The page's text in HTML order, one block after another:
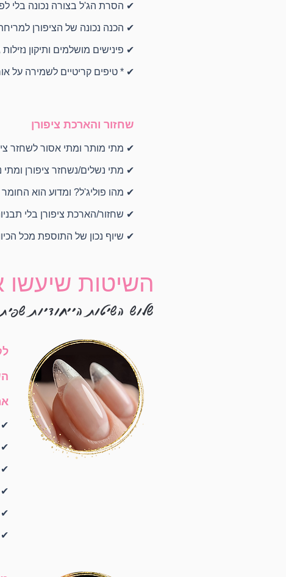
✔ הסרת הג'ל בצורה נכונה בלי
✔ הכנה נכונה של הציפורן
✔ פינישים מושלמים ותיקון
✔ * טיפים קריטיים לשמירה על
שחזור והארכת ציפורן
✔ מתי מותר ומתי אסור לשחזר
✔ מתי נשלים/נשחזר ציפורן
✔ מהו פוליג'ל? ומדוע הוא
✔ שחזור/הארכת ציפורן בלי
✔ שיוף נכון של התוספת מכל
השיטות שיעשו
שלוש השיטות הייחודיות
✔
✔
✔
✔
✔ 2 טכניקות למריחת ג'ל צמוד/מתחת לקוטיקולה.
✔